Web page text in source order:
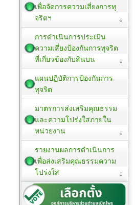
เพื่อจัดการความเสี่ยงการทุ
จริตฯ
การดำเนินการประเมิน
ความเสี่ยงป้องกันการทุจริต
ที่เกี่ยวข้องกับสินบน
แผนปฏิบัติการป้องกันการ
ทุจริต
มาตรการส่งเสริมคุณธรรม
และความโปร่งใสภายใน
หน่วยงาน
รายงานผลการดำเนินการ
เพื่อส่งเสริมคุณธรรมความ
โปร่งใส